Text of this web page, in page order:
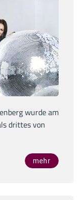
wurde am
drittes von
mehr